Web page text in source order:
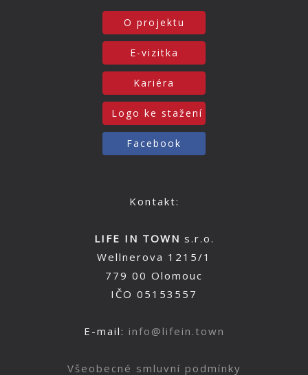
O projektu
E-vizitka
Kariéra
Logo ke stažení
Facebook
Kontakt:
LIFE IN TOWN s.r.o.
Wellnerova 1215/1
779 00 Olomouc
IČO 05153557
E-mail: info@lifein.town
Všeobecné smluvní podmínky